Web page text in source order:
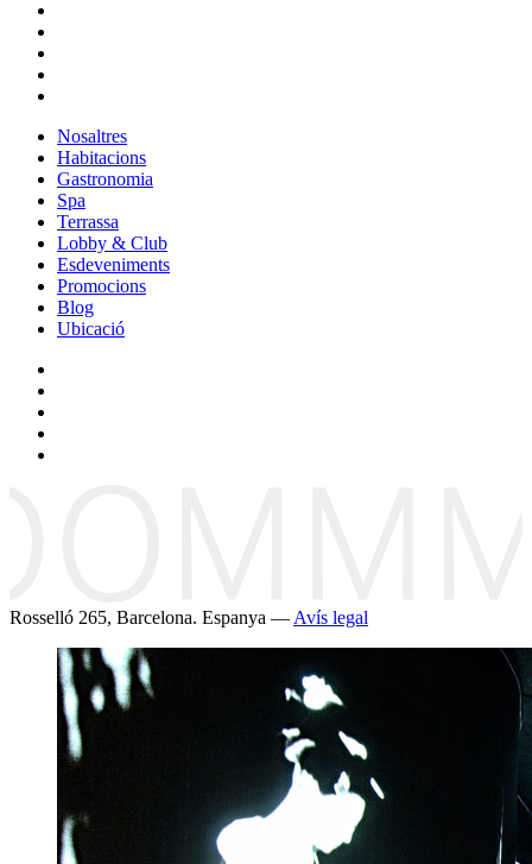
Nosaltres
Habitacions
Gastronomia
Spa
Terrassa
Lobby & Club
Esdeveniments
Promocions
Blog
Ubicació
Rosselló 265, Barcelona. Espanya — Avís legal